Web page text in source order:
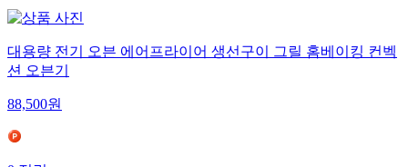
대용량 전기 오븐 에어프라이어 생선구이 그릴 홈베이킹 컨벡
션 오븐기
88,500원